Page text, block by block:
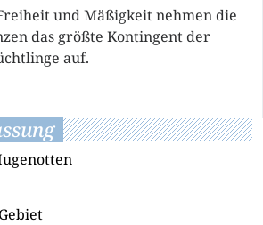
und Mäßigkeit nehmen die
das größte Kontingent der
auf.